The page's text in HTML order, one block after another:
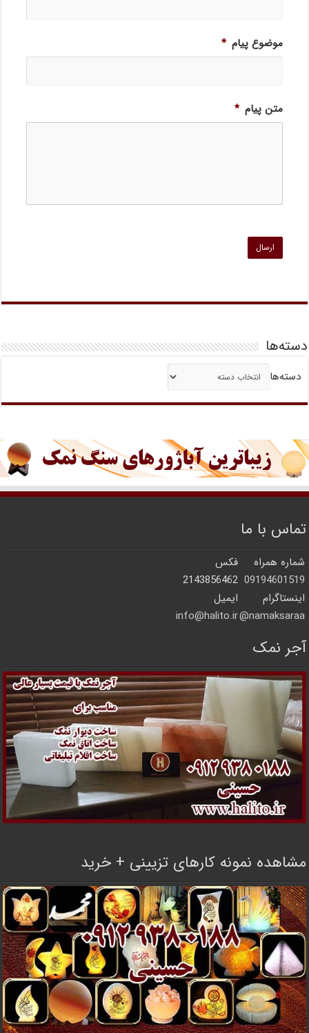
موضوع پیام *
متن پیام *
دسته‌ها
دسته‌ها
تماس با ما
شماره همراه
فکس
09194601519
2143856462
اینستاگرام
ایمیل
namaksaraa@
info@halito.ir
آجر نمک
مشاهده نمونه کارهای تزیینی + خرید